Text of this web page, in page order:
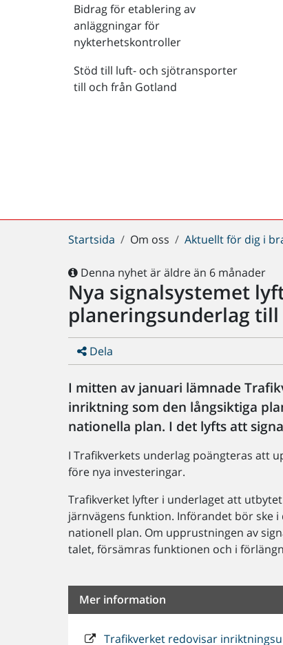
Bidrag för etablering av
anläggningar för
nykterhetskontroller
Stöd till luft- och sjötransporter
till och från Gotland
Du
här:
Startsida Om oss Aktuellt för dig i
Denna nyhet är äldre än 6 månader
Nya signalsystemet
planeringsunderlag
Dela
I mitten av januari lämnade
inriktning som den långsiktiga
nationella plan. I det lyfts att
I Trafikverkets underlag poängteras att
före nya investeringar.
Trafikverket lyfter i underlaget att
järnvägens funktion. Införandet bör ske
nationell plan. Om upprustningen av
talet, försämras funktionen och i
Mer information
Trafikverket redovisar